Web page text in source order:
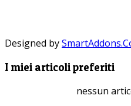
Designed by
I miei articoli preferiti
nessun